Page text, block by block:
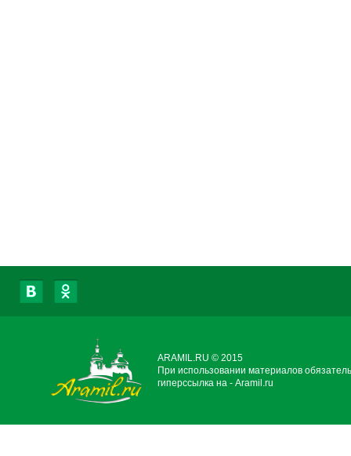
ARAMIL.RU © 2015
При использовании материалов
гиперссылка на - Aramil.ru